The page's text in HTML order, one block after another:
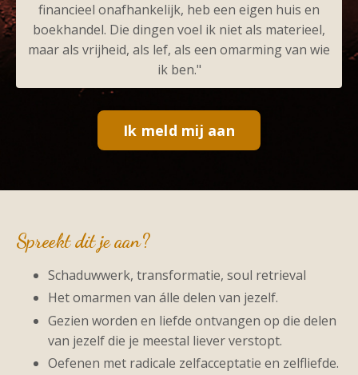
financieel onafhankelijk, heb een eigen huis en
boekhandel. Die dingen voel ik niet als materieel,
maar als vrijheid, als lef, als een omarming van wie
ik ben."
Ik meld mij aan
Spreekt dit je aan?
Schaduwwerk, transformatie, soul retrieval
Het omarmen van álle delen van jezelf.
Gezien worden en liefde ontvangen op die delen
van jezelf die je meestal liever verstopt.
Oefenen met radicale zelfacceptatie en zelfliefde.